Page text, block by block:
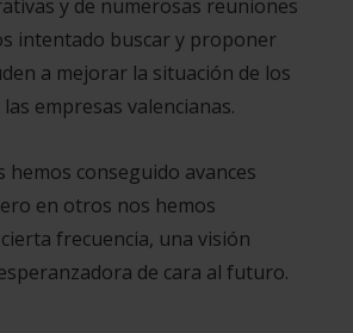
y de numerosas reuniones
intentado buscar y proponer
a mejorar la situación de los
empresas valencianas.
hemos conseguido avances
en otros nos hemos
frecuencia, una visión
de cara al futuro.